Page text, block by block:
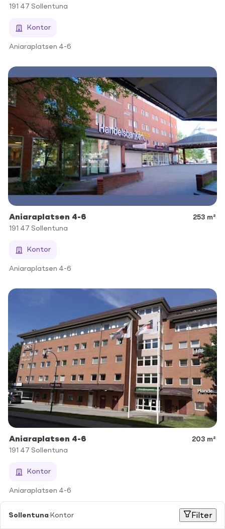
191 47 Sollentuna
Kontor
Aniaraplatsen 4-6
Aniaraplatsen 4-6
253 m²
191 47 Sollentuna
Kontor
Aniaraplatsen 4-6
Aniaraplatsen 4-6
203 m²
191 47 Sollentuna
Kontor
Aniaraplatsen 4-6
Sollentuna· Kontor Filter